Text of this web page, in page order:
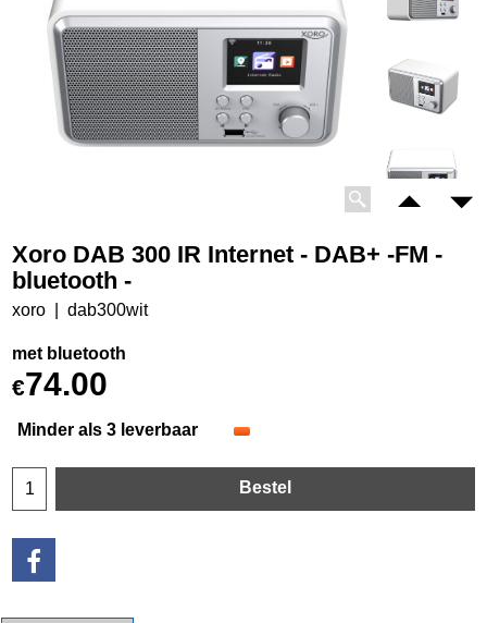
Xoro DAB 300 IR Internet - DAB+ -FM -
bluetooth -
xoro dab300wit
met bluetooth
€74.00
Minder als 3 leverbaar
Bestel